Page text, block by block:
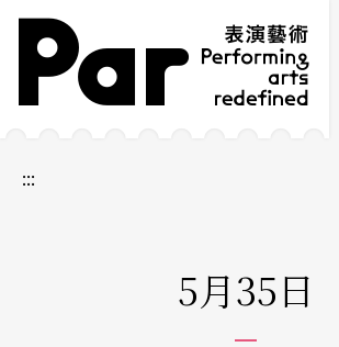
跳到主要內容區塊
網站導覽
:::
5月35日